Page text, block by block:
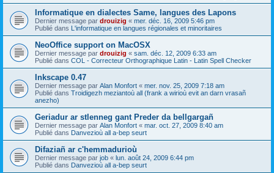
Informatique en dialectes Same, langues des Lapons
Dernier message par drouizig « mer. déc. 16, 2009 5:46 pm
Publié dans L'informatique en langues régionales et minoritaires
NeoOffice support on MacOSX
Dernier message par drouizig « sam. déc. 12, 2009 6:33 am
Publié dans COL - Correcteur Orthographique Latin - Latin Spell Checker
Inkscape 0.47
Dernier message par Alan Monfort « mer. nov. 25, 2009 7:18 am
Publié dans Troidigezh meziantoù all (frank a wirioù evit an darn vrasañ
anezho)
Geriadur ar stlenneg gant Preder da bellgargañ
Dernier message par Alan Monfort « mar. oct. 27, 2009 8:40 am
Publié dans Danvezioù all a-bep seurt
Difaziañ ar c'hemmadurioù
Dernier message par job « lun. août 24, 2009 6:44 pm
Publié dans Danvezioù all a-bep seurt